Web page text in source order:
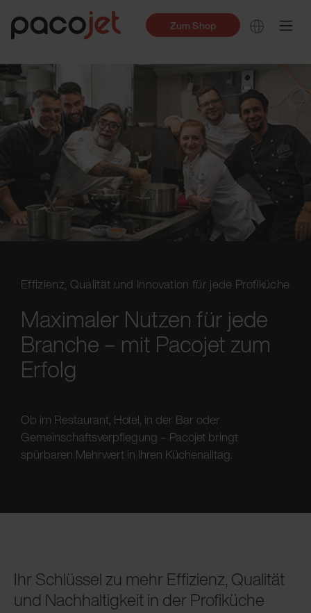
Zum Shop
Effizienz, Qualität und Innovation für jede Profiküche
Maximaler Nutzen für jede
Branche – mit Pacojet zum
Erfolg
Ob im Restaurant, Hotel, in der Bar oder
Gemeinschaftsverpflegung – Pacojet bringt
spürbaren Mehrwert in Ihren Küchenalltag.
Ihr Schlüssel zu mehr Effizienz, Qualität
und Nachhaltigkeit in der Profiküche